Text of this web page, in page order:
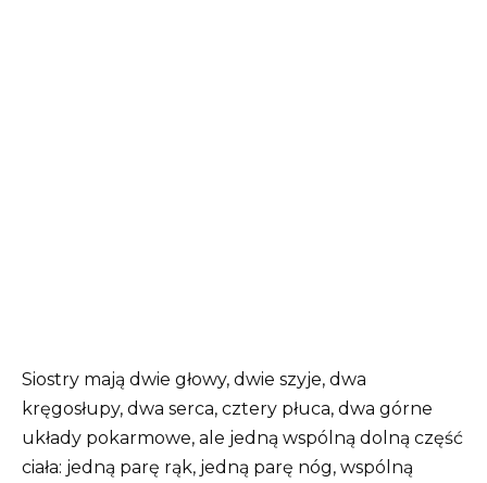
Siostry mają dwie głowy, dwie szyje, dwa
kręgosłupy, dwa serca, cztery płuca, dwa górne
układy pokarmowe, ale jedną wspólną dolną część
ciała: jedną parę rąk, jedną parę nóg, wspólną